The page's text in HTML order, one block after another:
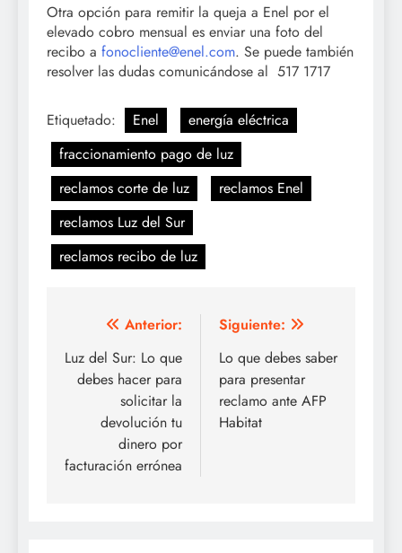
Otra opción para remitir la queja a Enel por el
elevado cobro mensual es enviar una foto del
recibo a fonocliente@enel.com. Se puede también
resolver las dudas comunicándose al 517 1717
Etiquetado: Enel
energía eléctrica
fraccionamiento pago de luz
reclamos corte de luz
reclamos Enel
reclamos Luz del Sur
reclamos recibo de luz
Navegación
de
entradas
Anterior:
Luz del Sur: Lo que
debes hacer para
solicitar la
devolución tu
dinero por
facturación errónea
Siguiente:
Lo que debes saber
para presentar
reclamo ante AFP
Habitat